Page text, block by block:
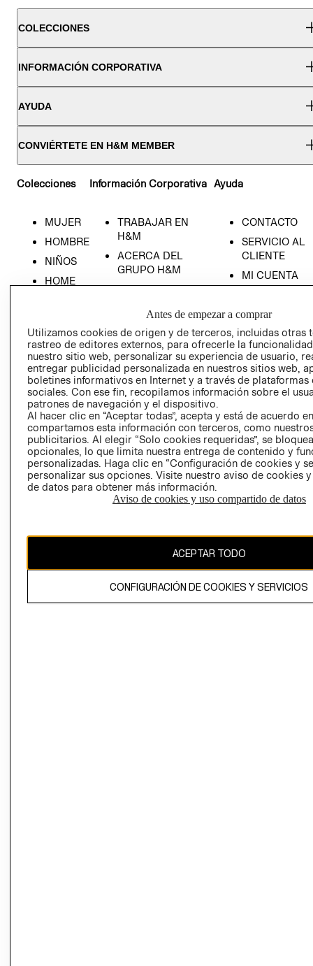
COLECCIONES
INFORMACIÓN CORPORATIVA
AYUDA
CONVIÉRTETE EN H&M MEMBER
Colecciones
MUJER
HOMBRE
NIÑOS
HOME
Información Corporativa
TRABAJAR EN
H&M
ACERCA DEL
GRUPO H&M
RESPONSABILIDAD
RELACIÓN CON
INVERSIONISTAS
POLÍTICA
EMPRESARIAL
Ayuda
CONTACTO
SERVICIO AL
CLIENTE
MI CUENTA
- RETIRO EN
TIENDA
TÉRMINOS Y
CONDICIONES
AVISO DE
PRIVACIDAD
GIFT CARD
AVISO DE
COOKIES
Chile ($)
Antes de empezar a comprar
Utilizamos cookies de origen y de terceros, incluidas otras
rastreo de editores externos, para ofrecerle la
nuestro sitio web, personalizar su experiencia de usuario,
entregar publicidad personalizada en nuestros sitios web,
boletines informativos en Internet y a través de plataformas
sociales. Con ese fin, recopilamos información sobre el
patrones de navegación y el dispositivo.
Al hacer clic en “Aceptar todas”, acepta y está de acuerdo
compartamos esta información con terceros, como
publicitarios. Al elegir “Solo cookies requeridas”, se
opcionales, lo que limita nuestra entrega de contenido y
personalizadas. Haga clic en “Configuración de cookies y
personalizar sus opciones. Visite nuestro aviso de cookies
de datos para obtener más información.
Aviso de cookies y uso compartido de datos
ACEPTAR TODO
CONFIGURACIÓN DE COOKIES Y SERVICIOS